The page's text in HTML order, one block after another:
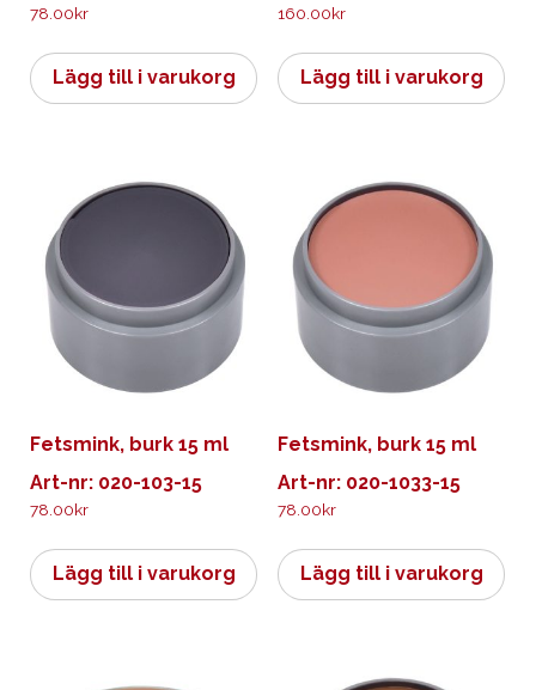
78.00kr
Lägg till i varukorg
160.00kr
Lägg till i varukorg
Fetsmink, burk 15 ml
Art-nr: 020-103-15
78.00kr
Lägg till i varukorg
Fetsmink, burk 15 ml
Art-nr: 020-1033-15
78.00kr
Lägg till i varukorg